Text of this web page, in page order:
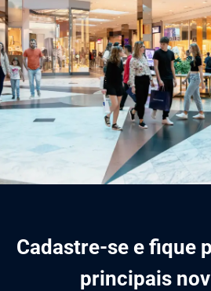
Cadastre-se e fique
principais